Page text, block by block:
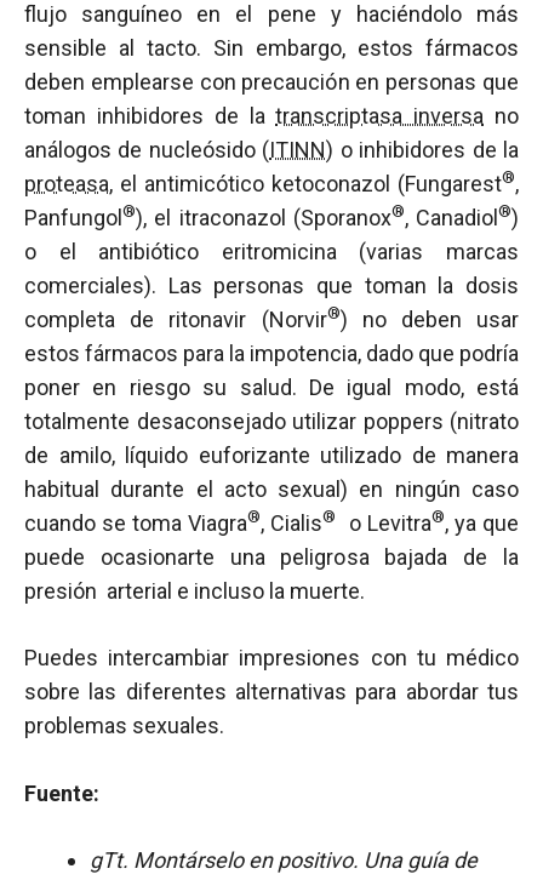
flujo sanguíneo en el pene y haciéndolo más
sensible al tacto. Sin embargo, estos fármacos
deben emplearse con precaución en personas que
toman inhibidores de latranscriptasa inversa no
análogos de nucleósido (ITINN) o inhibidores de la
proteasa, el antimicótico ketoconazol (Fungarest®,
Panfungol ®), el itraconazol (Sporanox®, Canadiol ®)
o el antibiótico eritromicina (varias marcas
comerciales). Las personas que toman la dosis
completa de ritonavir (Norvir®) no deben usar
estos fármacos para la impotencia, dado que podría
poner en riesgo su salud. De igual modo, está
totalmente desaconsejado utilizar poppers (nitrato
de amilo, líquido euforizante utilizado de manera
habitual durante el acto sexual) en ningún caso
cuando se toma Viagra®, Cialis® o Levitra®, ya que
puede ocasionarte una peligrosa bajada de la
presión arterial e incluso la muerte.
Puedes intercambiar impresiones con tu médico
sobre las diferentes alternativas para abordar tus
problemas sexuales.
Fuente:
gTt. Montárselo en positivo. Una guía de